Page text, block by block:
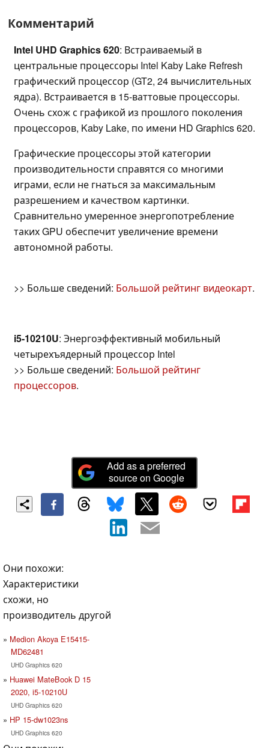
Комментарий
Intel UHD Graphics 620: Встраиваемый в
центральные процессоры Intel Kaby Lake Refresh
графический процессор (GT2, 24 вычислительных
ядра). Встраивается в 15-ваттовые процессоры.
Очень схож с графикой из прошлого поколения
процессоров, Kaby Lake, по имени HD Graphics 620.
Графические процессоры этой категории
производительности справятся со многими
играми, если не гнаться за максимальным
разрешением и качеством картинки.
Сравнительно умеренное энергопотребление
таких GPU обеспечит увеличение времени
автономной работы.
>> Больше сведений: Большой рейтинг видеокарт.
i5-10210U: Энергоэффективный мобильный
четырехъядерный процессор Intel
>> Больше сведений: Большой рейтинг
процессоров.
Add as a preferred
source on Google
Они похожи:
Характеристики
схожи, но
производитель другой
Medion Akoya E15415-
MD62481
UHD Graphics 620
Huawei MateBook D 15
2020, i5-10210U
UHD Graphics 620
HP 15-dw1023ns
UHD Graphics 620